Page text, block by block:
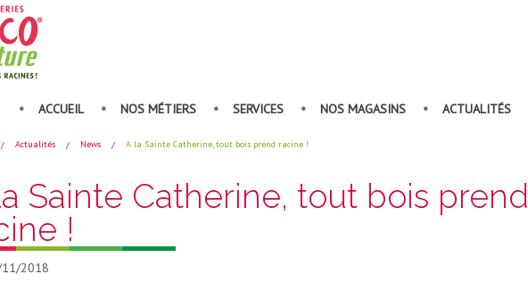
• ACCUEIL • NOS MÉTIERS • SERVICES • NOS MAGASINS • ACTUALITÉS
Actualités News A la Sainte Catherine, tout bois prend racine !
Sainte Catherine, tout bois prend
!
2018